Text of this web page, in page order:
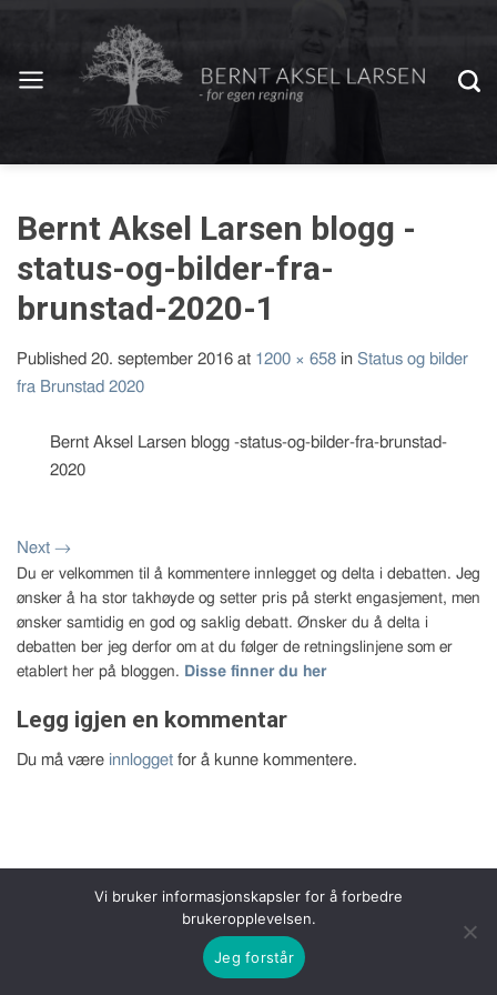
Bernt Aksel Larsen blogg -
status-og-bilder-fra-
brunstad-2020-1
Published 20. september 2016 at 1200 × 658 in Status og bilder
fra Brunstad 2020
Bernt Aksel Larsen blogg -status-og-bilder-fra-brunstad-
2020
Next →
Du er velkommen til å kommentere innlegget og delta i debatten. Jeg
ønsker å ha stor takhøyde og setter pris på sterkt engasjement, men
ønsker samtidig en god og saklig debatt. Ønsker du å delta i
debatten ber jeg derfor om at du følger de retningslinjene som er
etablert her på bloggen. Disse finner du her
Legg igjen en kommentar
Du må være innlogget for å kunne kommentere.
Copyright 2026 © Bernt Aksel Larsen
Vi bruker informasjonskapsler for å forbedre
brukeropplevelsen.
Jeg forstår